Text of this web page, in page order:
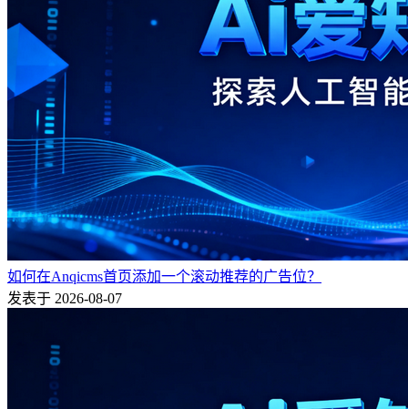
如何在Anqicms首页添加一个滚动推荐的广告位？
发表于 2026-08-07